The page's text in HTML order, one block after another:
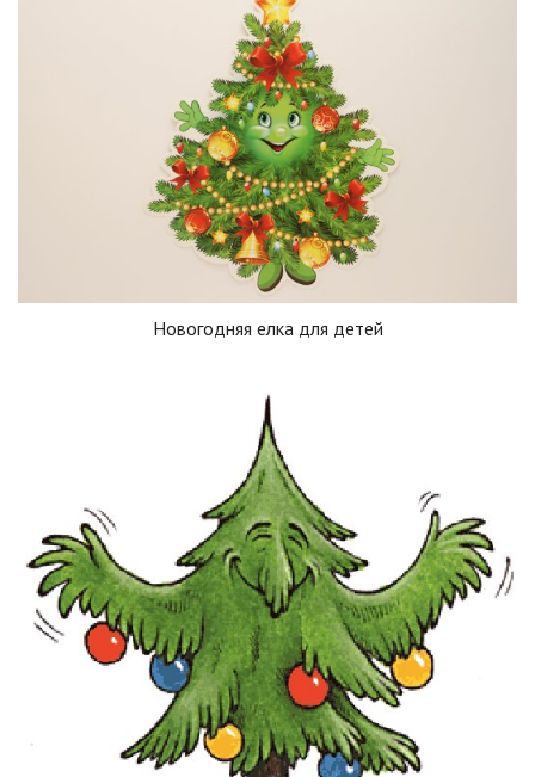
Новогодняя елка для детей